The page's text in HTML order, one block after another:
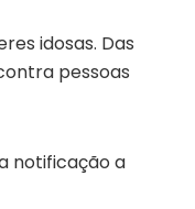
idosas. Das
pessoas
notificação a